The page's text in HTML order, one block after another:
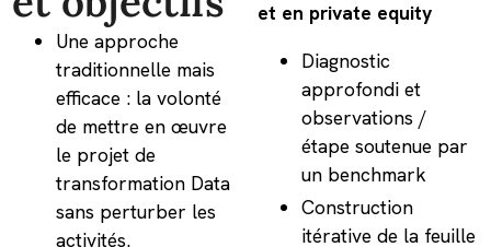
Une approche
traditionnelle mais
efficace : la volonté
de mettre en œuvre
le projet de
transformation Data
sans perturber les
activités.
et en private equity
Diagnostic
approfondi et
observations /
étape soutenue par
un benchmark
Construction
itérative de la feuille